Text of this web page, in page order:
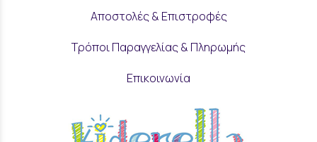
Αποστολές & Επιστροφές
Τρόποι Παραγγελίας & Πληρωμής
Επικοινωνία